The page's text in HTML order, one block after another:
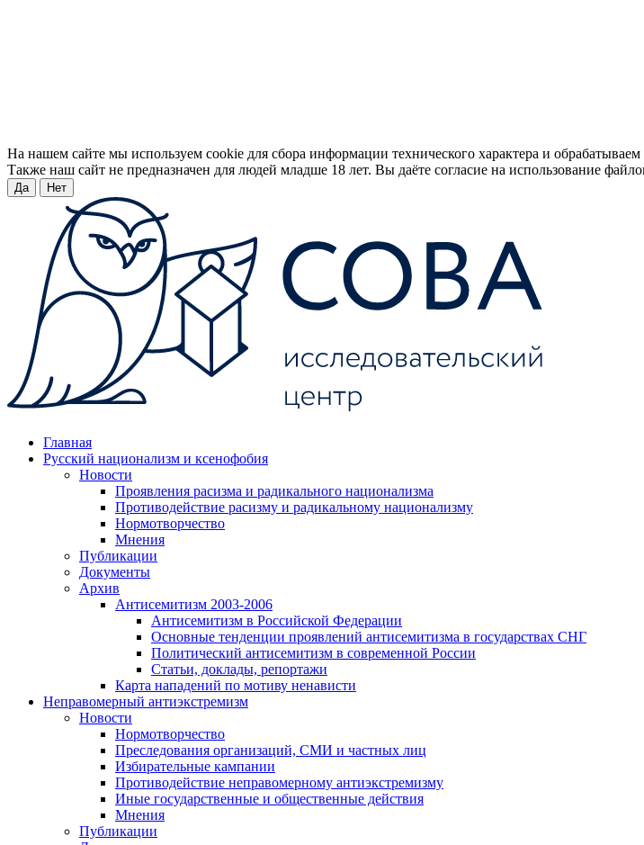
На нашем сайте мы используем cookie для сбора информации технического характера и
Также наш сайт не предназначен для людей младше 18 лет. Вы даёте согласие на использование
Да Нет
Главная
Русский национализм и ксенофобия
Новости
Проявления расизма и радикального национализма
Противодействие расизму и радикальному национализму
Нормотворчество
Мнения
Публикации
Документы
Архив
Антисемитизм 2003-2006
Антисемитизм в Российской Федерации
Основные тенденции проявлений антисемитизма в государствах СНГ
Политический антисемитизм в современной России
Статьи, доклады, репортажи
Карта нападений по мотиву ненависти
Неправомерный антиэкстремизм
Новости
Нормотворчество
Преследования организаций, СМИ и частных лиц
Избирательные кампании
Противодействие неправомерному антиэкстремизму
Иные государственные и общественные действия
Мнения
Публикации